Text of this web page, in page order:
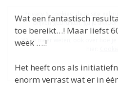
Wat een fantastisch
toe bereikt…! Maar liefst
week ….!
Het heeft ons als
enorm verrast wat er in
Privacy & cookies: deze site
blijven gebruiken, ga je
Wil je meer weten, ook over hoe je